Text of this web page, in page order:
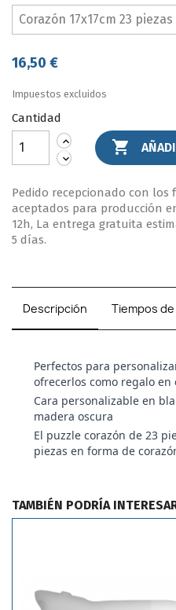
16,50 €
Impuestos excluidos
Cantidad

Pedido recepcionado con los
aceptados para producción
12h, La entrega gratuita
5 días.
Descripción Tiempos
Perfectos para
ofrecerlos como regalo en
Cara personalizable en
madera oscura
El puzzle corazón de 23
piezas en forma de
TAMBIÉN PODRÍA